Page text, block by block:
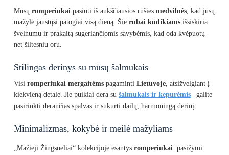
Mūsų romperiukai pasiūti iš aukščiausios rūšies medvilnės, kad jūsų
mažylė jaustųsi patogiai visą dieną. Šie rūbai kūdikiamsišsiskiria
švelnumu ir prakaitą sugeriančiomis savybėmis, kad oda kvėpuotų
net šiltesniu oru.
Stilingas derinys su mūsų šalmukais
Visi romperiukai mergaitėmspagaminti Lietuvoje, atsižvelgiant į
kiekvieną detalę. Jie puikiai dera su šalmukais ir kepurėmis– galite
pasirinkti derančias spalvas ir sukurti dailų, harmoningą derinį.
Minimalizmas, kokybė ir meilė mažyliams
„Mažieji Žingsneliai“ kolekcijoje esantys romperiukai pasižymi